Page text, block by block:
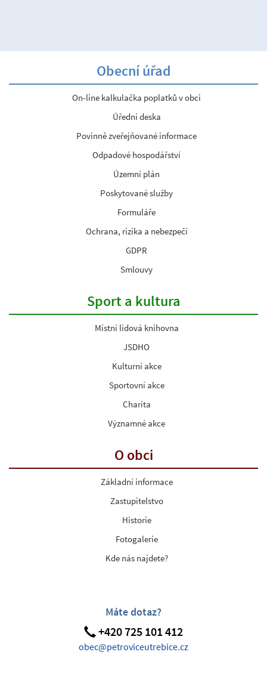
Obecní úřad
On-line kalkulačka poplatků v obci
Úřední deska
Povinně zveřejňované informace
Odpadové hospodářství
Územní plán
Poskytované služby
Formuláře
Ochrana, rizika a nebezpečí
GDPR
Smlouvy
Sport a kultura
Místní lidová knihovna
JSDHO
Kulturní akce
Sportovní akce
Charita
Významné akce
O obci
Základní informace
Zastupitelstvo
Historie
Fotogalerie
Kde nás najdete?
Máte dotaz?
+420 725 101 412
obec@petroviceutrebice.cz